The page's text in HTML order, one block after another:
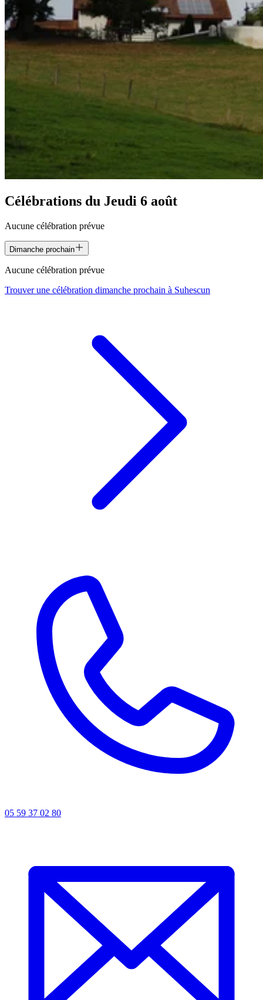
Célébrations du Jeudi 6 août
Aucune célébration prévue
Dimanche prochain
Aucune célébration prévue
Trouver une célébration dimanche prochain à Suhescun
05 59 37 02 80